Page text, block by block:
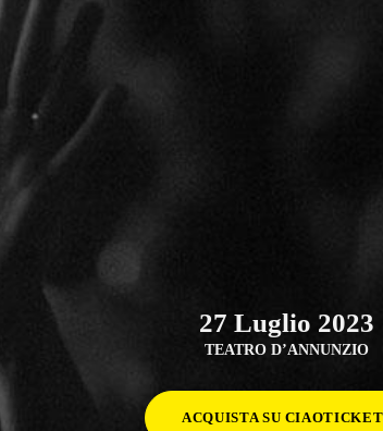
27 Luglio 2023
TEATRO D’ANNUNZIO
ACQUISTA SU